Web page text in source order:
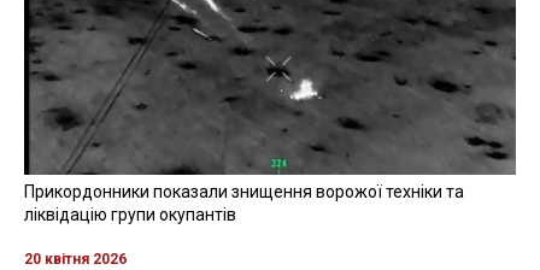
Прикордонники показали знищення ворожої техніки та
ліквідацію групи окупантів
20 квітня 2026